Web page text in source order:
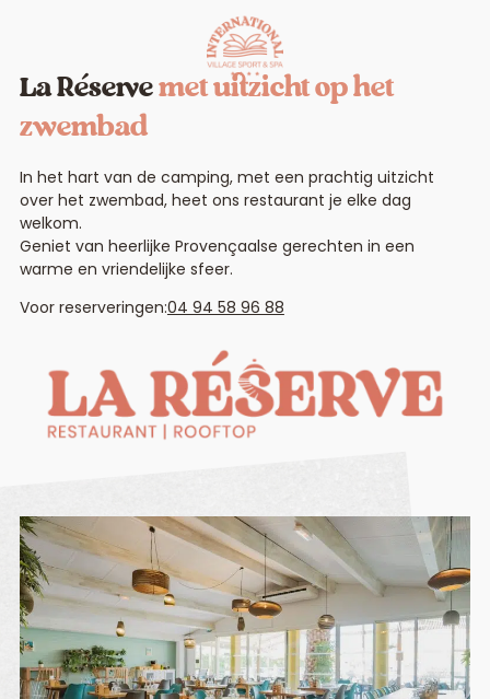
La Réservemet uitzicht op het
zwembad
In het hart van de camping, met een prachtig uitzicht
over het zwembad, heet ons restaurant je elke dag
welkom.
Geniet van heerlijke Provençaalse gerechten in een
warme en vriendelijke sfeer.
Voor reserveringen:04 94 58 96 88